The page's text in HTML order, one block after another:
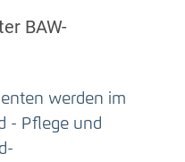
BAW-
werden im
- Pflege und